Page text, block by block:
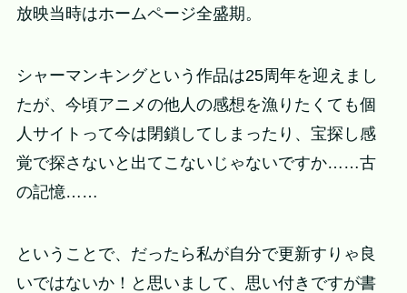
放映当時はホームページ全盛期。
シャーマンキングという作品は25周年を迎えまし
たが、今頃アニメの他人の感想を漁りたくても個
人サイトって今は閉鎖してしまったり、宝探し感
覚で探さないと出てこないじゃないですか……古
の記憶……
ということで、だったら私が自分で更新すりゃ良
いではないか！と思いまして、思い付きですが書